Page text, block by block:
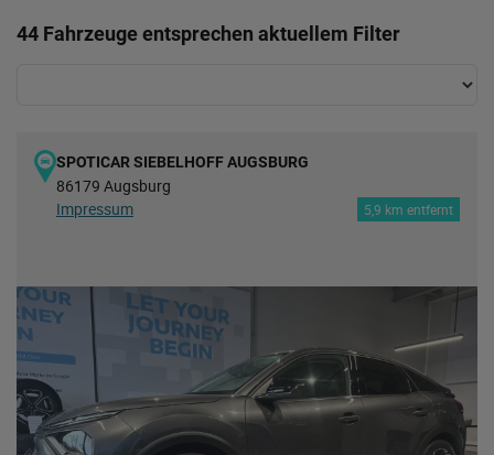
44 Fahrzeuge entsprechen aktuellem Filter
SPOTICAR SIEBELHOFF AUGSBURG
86179 Augsburg
Impressum
5,9 km entfernt